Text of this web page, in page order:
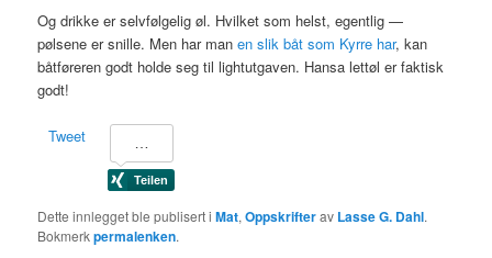
Og drikke er selvfølgelig øl. Hvilket som helst, egentlig —
pølsene er snille. Men har manen slik båt som Kyrre har, kan
båtføreren godt holde seg til lightutgaven. Hansa lettøl er faktisk
godt!
Tweet
Dette innlegget ble publisert iMat,Oppskrifterav Lasse G. Dahl.
Bokmerkpermalenken.